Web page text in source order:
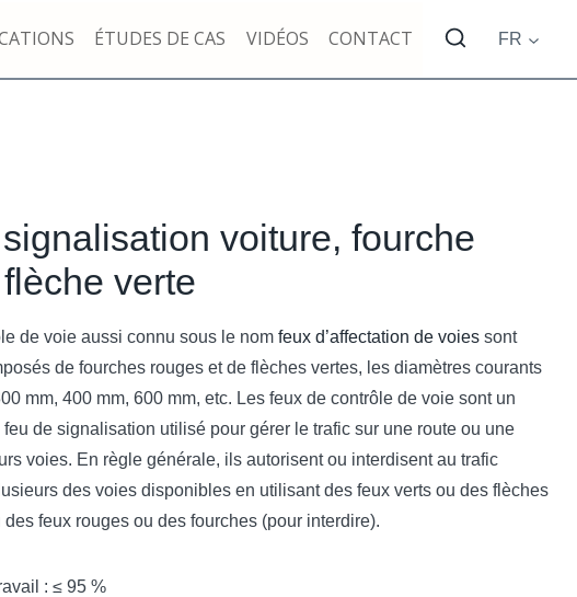
ÉTUDES DE CAS VIDÉOS CONTACT FR
voiture, fourche
verte
de voie aussi connu sous le nom feux d’affectation de voies sont
de fourches rouges et de flèches vertes, les diamètres courants
mm, 400 mm, 600 mm, etc. Les feux de contrôle de voie sont un
de signalisation utilisé pour gérer le trafic sur une route ou une
voies. En règle générale, ils autorisent ou interdisent au trafic
des voies disponibles en utilisant des feux verts ou des flèches
des feux rouges ou des fourches (pour interdire).
: ≤ 95 %